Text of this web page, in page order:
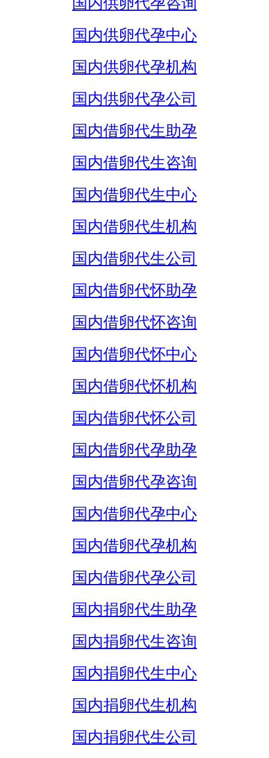
国内供卵代孕中心
国内供卵代孕机构
国内供卵代孕公司
国内借卵代生助孕
国内借卵代生咨询
国内借卵代生中心
国内借卵代生机构
国内借卵代生公司
国内借卵代怀助孕
国内借卵代怀咨询
国内借卵代怀中心
国内借卵代怀机构
国内借卵代怀公司
国内借卵代孕助孕
国内借卵代孕咨询
国内借卵代孕中心
国内借卵代孕机构
国内借卵代孕公司
国内捐卵代生助孕
国内捐卵代生咨询
国内捐卵代生中心
国内捐卵代生机构
国内捐卵代生公司